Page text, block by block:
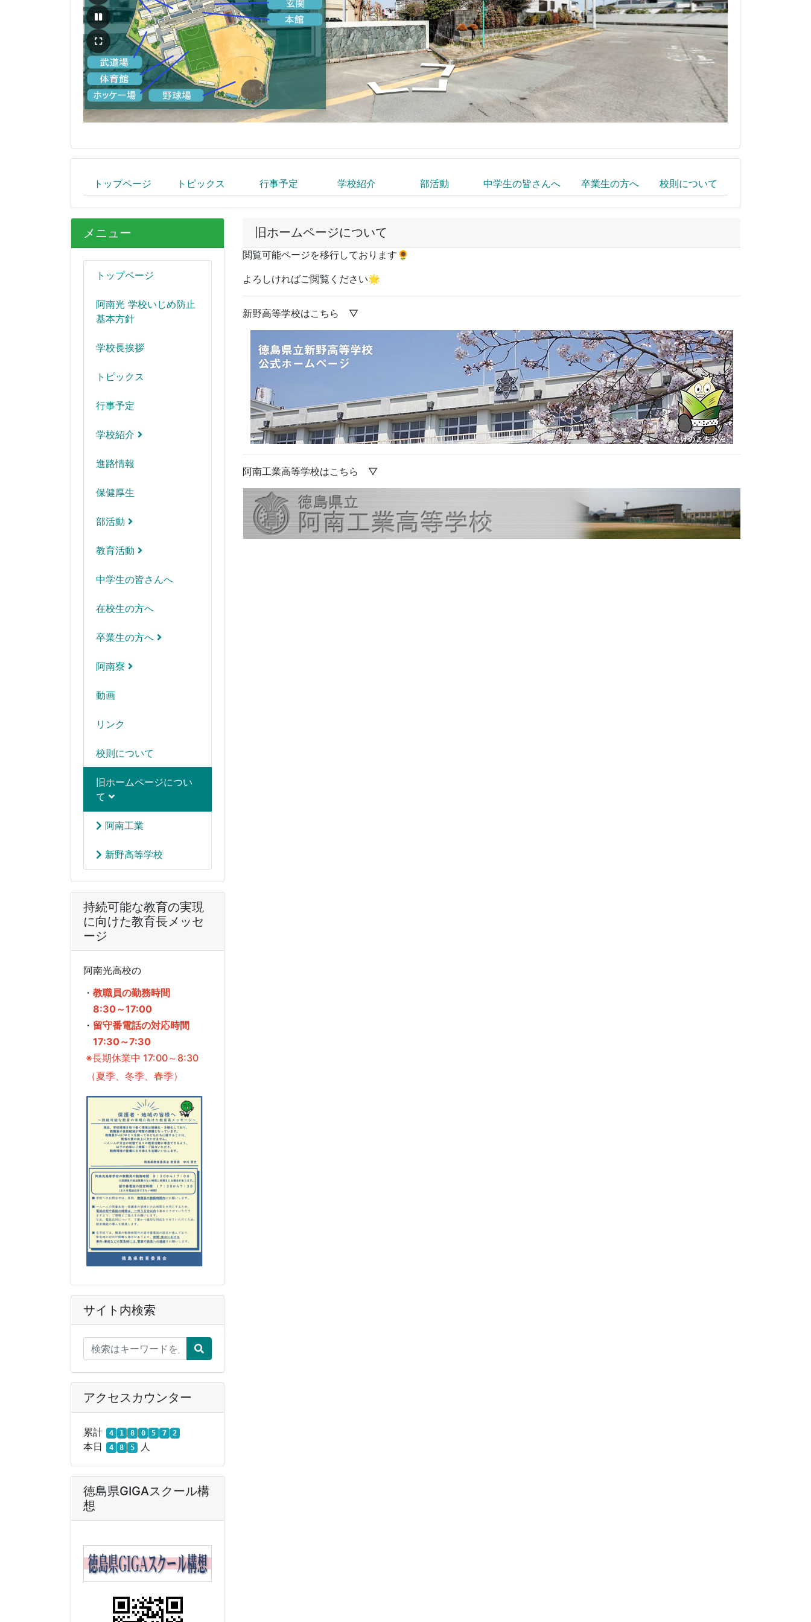
トップページ トピックス 行事予定 学校紹介 部活動 中学生の皆さんへ 卒業生の方へ 校則について
メニュー
トップページ
阿南光 学校いじめ防止
基本方針
学校長挨拶
トピックス
行事予定
学校紹介
進路情報
保健厚生
部活動
教育活動
中学生の皆さんへ
在校生の方へ
卒業生の方へ
阿南寮
動画
リンク
校則について
旧ホームページについ
て
阿南工業
新野高等学校
持続可能な教育の実現
に向けた教育長メッセ
ージ
阿南光高校の
・ 教職員の勤務時間
8:30～17:00
・ 留守番電話の対応時間
17:30～7:30
※長期休業中 17:00～8:30
（夏季、冬季、春季）
サイト内検索
アクセスカウンター
累計 4 1 8 0 5 7 2
本日 4 8 5 人
徳島県GIGAスクール構
想
旧ホームページについて
閲覧可能ページを移行しております🌻
よろしければご閲覧ください🌟
新野高等学校はこちら ▽
阿南工業高等学校はこちら ▽